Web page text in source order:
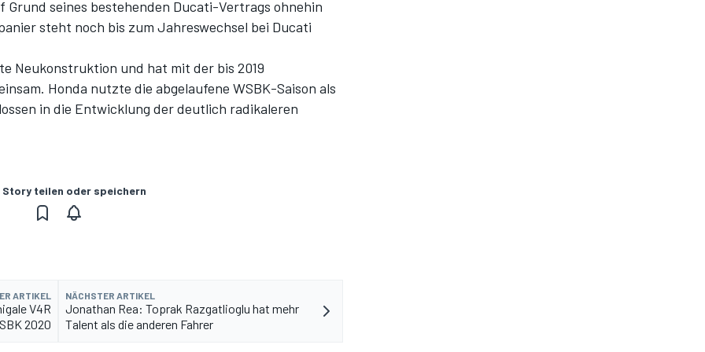
seines bestehenden Ducati-Vertrags ohnehin
steht noch bis zum Jahreswechsel bei Ducati
Neukonstruktion und hat mit der bis 2019
Honda nutzte die abgelaufene WSBK-Saison als
in die Entwicklung der deutlich radikaleren
Story teilen oder speichern
ARTIKEL
V4R
2020
NÄCHSTER ARTIKEL
Jonathan Rea: Toprak Razgatlioglu hat mehr
Talent als die anderen Fahrer